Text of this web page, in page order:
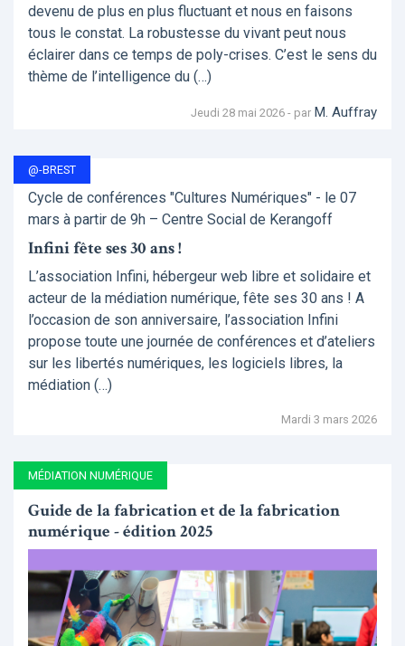
devenu de plus en plus fluctuant et nous en faisons
tous le constat. La robustesse du vivant peut nous
éclairer dans ce temps de poly-crises. C’est le sens du
thème de l’intelligence du (…)
Jeudi 28 mai 2026 - par M. Auffray
@-BREST
Cycle de conférences "Cultures Numériques" - le 07
mars à partir de 9h – Centre Social de Kerangoff
Infini fête ses 30 ans !
L’association Infini, hébergeur web libre et solidaire et
acteur de la médiation numérique, fête ses 30 ans ! A
l’occasion de son anniversaire, l’association Infini
propose toute une journée de conférences et d’ateliers
sur les libertés numériques, les logiciels libres, la
médiation (…)
Mardi 3 mars 2026
MÉDIATION NUMÉRIQUE
Guide de la fabrication et de la fabrication
numérique - édition 2025